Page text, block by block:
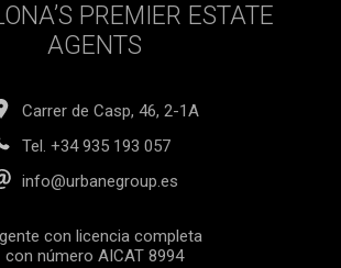
PREMIER ESTATE
AGENTS
Carrer de Casp, 46, 2-1A
Tel. +34 935 193 057
info@urbanegroup.es
con licencia completa
con número AICAT 8994